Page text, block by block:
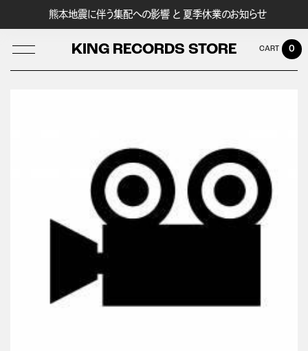
熊本地震に伴う集配への影響 と 夏季休業のお知らせ
KING RECORDS STORE 0